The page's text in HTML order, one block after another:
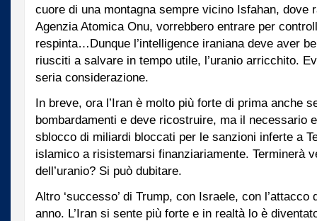
cuore di una montagna sempre vicino Isfahan, dove
Agenzia Atomica Onu, vorrebbero entrare per
respinta…Dunque l’intelligence iraniana deve aver
riusciti a salvare in tempo utile, l’uranio arricchito.
seria considerazione.
In breve, ora l’Iran è molto più forte di prima anche
bombardamenti e deve ricostruire, ma il necessario
sblocco di miliardi bloccati per le sanzioni inferte a
islamico a risistemarsi finanziariamente. Terminerà
dell’uranio? Si può dubitare.
Altro ‘successo’ di Trump, con Israele, con l’attacco
anno. L’Iran si sente più forte e in realtà lo è